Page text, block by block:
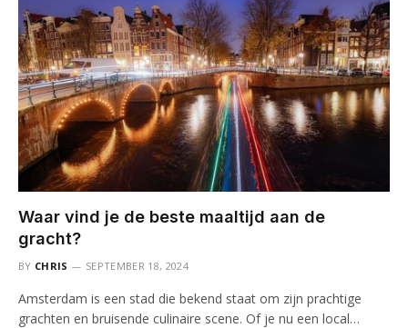
Waar vind je de beste maaltijd aan de
gracht?
BY CHRIS SEPTEMBER 18, 2024
Amsterdam is een stad die bekend staat om zijn prachtige
grachten en bruisende culinaire scene. Of je nu een local…